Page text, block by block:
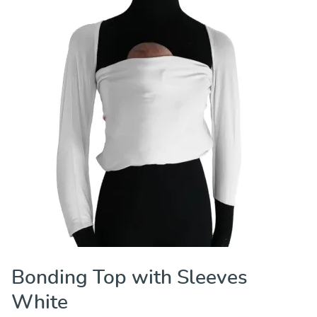
Bonding Top with Sleeves
White